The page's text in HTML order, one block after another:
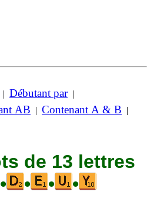
| Débutant par|
AB | Contenant A & B |
de 13 lettres
• • • •